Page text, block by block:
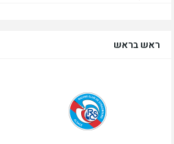
ראש בראש